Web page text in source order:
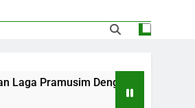
Dengan Strategi Dan Perjalanan